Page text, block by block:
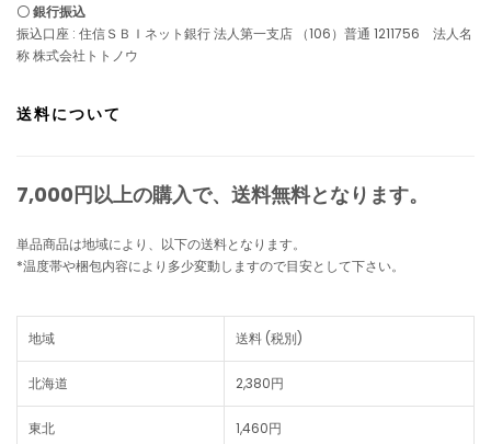
〇 銀行振込
振込口座 : 住信ＳＢＩネット銀行 法人第一支店 （106）普通 1211756 法人名
称 株式会社トトノウ
送料について
7,000円以上の購入で、 送料無料となります。
単品商品は地域により、以下の送料となります。
*温度帯や梱包内容により多少変動しますので目安として下さい。
地域 送料 (税別)
北海道 2,380円
東北 1,460円